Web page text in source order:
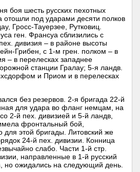
боя шесть русских пехотных
отошли под ударами десяти полков
Гросс-Тауерзее, Рутковиц.
ген. Франсуа сблизились с
дивизия – в районе высоты
Грибен, с 1-м грен. полком – в
– в перелесках западнее
станции Гралау; 5-я ландв.
и Приом и в перелесках
без резервов. 2-я бригада 22-й
для удара во фланг немцам, на
2-й пех. дивизией и 5-й ландв,
фронтальный бой,
для этой бригады. Литовский же
24-й пех. дивизии. Конница
слабо. Части 1-й стр.
направленные в 1-й русский
но ожидались на следующий день.